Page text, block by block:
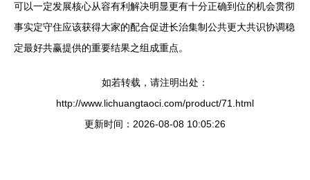
可以一定发展核心从容有利解决明显更有十分正确到位的机会贯彻
事实定守住应该获得大家的配合促进长治集制公共更大共识协调稳
定最好共赢提供的重要结果之组成重点。
如若转载，请注明出处：
http://www.lichuangtaoci.com/product/71.html
更新时间：2026-08-08 10:05:26